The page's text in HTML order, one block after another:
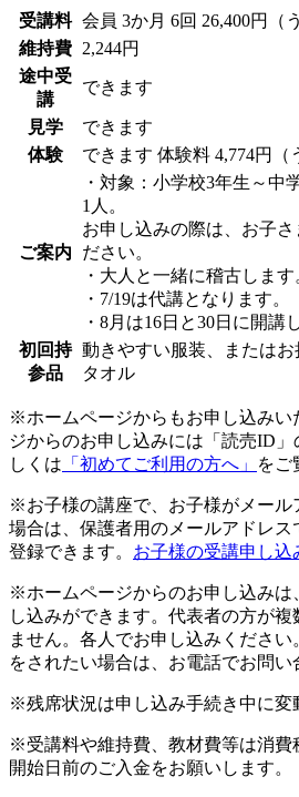
受講料 会員 3か月 6回 26,400円（
維持費
2,244円
途中受
講
できます
見学
できます
体験
できます 体験料 4,774円（
ご案内
・対象：小学校3年生～中
1人。
お申し込みの際は、お子さ
ださい。
・大人と一緒に稽古します
・7/19は代講となります。
・8月は16日と30日に開講
初回持
参品
動きやすい服装、またはお
タオル
※ホームページからもお申し込みい
ジからのお申し込みには「読売ID
しくは 「初めてご利用の方へ」 をご
※お子様の講座で、お子様がメール
場合は、保護者用のメールアドレ
登録できます。 お子様の受講申し込
※ホームページからのお申し込みは
し込みができます。代表者の方が
ません。各人でお申し込みくださ
をされたい場合は、お電話でお問い
※残席状況は申し込み手続き中に変
※受講料や維持費、教材費等は消費
開始日前のご入金をお願いします。